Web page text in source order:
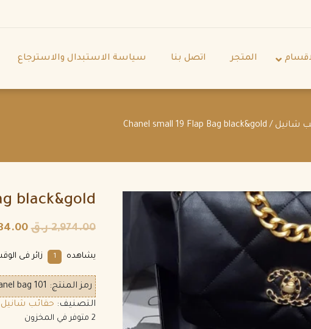
المتجر اتصل بنا سياسة الاستبدال والاسترجاع
شانيل / Chanel small 19 Flap Bag black&gold
black&gold
2,974.00 ر.ق
يشاهده 2 زائر فى
رمز المنتج: bag 101
التصنيف: حقائب شانيل
2 متوفر في المخزون